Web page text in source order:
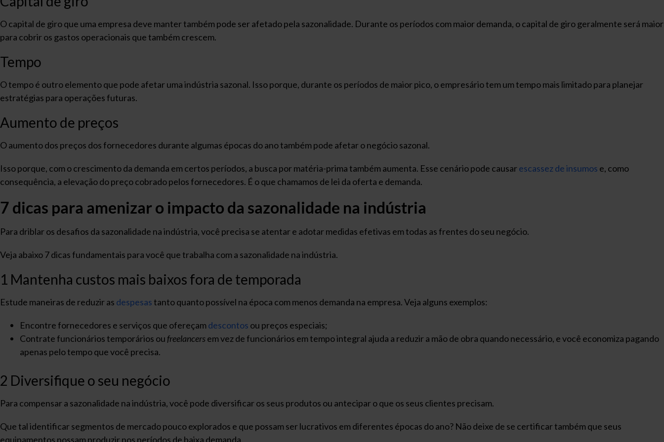
O capital de giro que uma empresa deve manter também pode ser afetado pela sazonalidade. Durante os períodos com maior demanda, o capital de giro geralmente será maior
para cobrir os gastos operacionais que também crescem.
Tempo
O tempo é outro elemento que pode afetar uma indústria sazonal. Isso porque, durante os períodos de maior pico, o empresário tem um tempo mais limitado para planejar
estratégias para operações futuras.
Aumento de preços
O aumento dos preços dos fornecedores durante algumas épocas do ano também pode afetar o negócio sazonal.
Isso porque, com o crescimento da demanda em certos períodos, a busca por matéria-prima também aumenta. Esse cenário pode causarescassez de insumos e, como
consequência, a elevação do preço cobrado pelos fornecedores. É o que chamamos de lei da oferta e demanda.
7 dicas para amenizar o impacto da sazonalidade na indústria
Para driblar os desafios da sazonalidade na indústria, você precisa se atentar e adotar medidas efetivas em todas as frentes do seu negócio.
Veja abaixo 7 dicas fundamentais para você que trabalha com a sazonalidade na indústria.
1 Mantenha custos mais baixos fora de temporada
Estude maneiras de reduzir as despesastanto quanto possível na época com menos demanda na empresa. Veja alguns exemplos:
Encontre fornecedores e serviços que ofereçam descontos ou preços especiais;
Contrate funcionários temporários oufreelancersem vez de funcionários em tempo integral ajuda a reduzir a mão de obra quando necessário, e você economiza pagando
apenas pelo tempo que você precisa.
2 Diversifique o seu negócio
Para compensar a sazonalidade na indústria, você pode diversificar os seus produtos ou antecipar o que os seus clientes precisam.
Que tal identificar segmentos de mercado pouco explorados e que possam ser lucrativos em diferentes épocas do ano? Não deixe de se certificar também que seus
equipamentos possam produzir nos períodos de baixa demanda.